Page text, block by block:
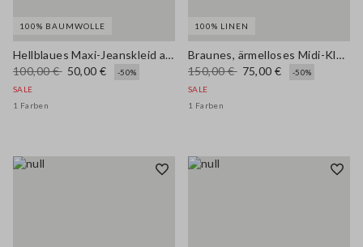
100% BAUMWOLLE
Hellblaues Maxi-Jeanskleid aus reiner Baumwolle, Regular Fit mit Gürtel
100,00 € 50,00 €
-50%
SALE
1 Farben
100% LINEN
Braunes, ärmelloses Midi-Kleid aus reinem Leinen in Regular Fit
150,00 € 75,00 €
-50%
SALE
1 Farben